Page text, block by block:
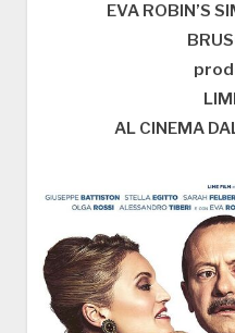
EVA ROBIN’S
AL CINEMA